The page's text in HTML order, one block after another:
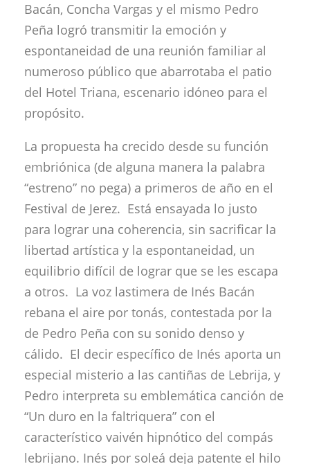
Bacán, Concha Vargas y el mismo Pedro
Peña logró transmitir la emoción y
espontaneidad de una reunión familiar al
numeroso público que abarrotaba el patio
del Hotel Triana, escenario idóneo para el
propósito.
La propuesta ha crecido desde su función
embriónica (de alguna manera la palabra
“estreno” no pega) a primeros de año en el
Festival de Jerez. Está ensayada lo justo
para lograr una coherencia, sin sacrificar la
libertad artística y la espontaneidad, un
equilibrio difícil de lograr que se les escapa
a otros. La voz lastimera de Inés Bacán
rebana el aire por tonás, contestada por la
de Pedro Peña con su sonido denso y
cálido. El decir específico de Inés aporta un
especial misterio a las cantiñas de Lebrija, y
Pedro interpreta su emblemática canción de
“Un duro en la faltriquera” con el
característico vaivén hipnótico del compás
lebrijano. Inés por soleá deja patente el hilo